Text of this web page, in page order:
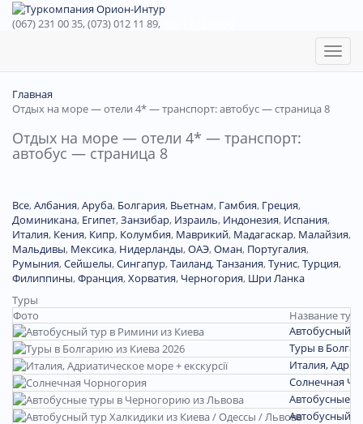
(067) 231 00 35, (073) 012 11 89,
Toggle
Главная
Отдых на море — отели 4* — транспорт: автобус — страница 8
Отдых на море — отели 4* — транспорт:
автобус — страница 8
Все,Албания,Аруба, Болгария, Вьетнам, Гамбия, Греция,
Доминиканa, Египет,Занзибар, Израиль, Индонезия, Испания,
Италия, Кения, Кипр, Колумбия, Маврикий, Мадагаскар, Малайзия,
Мальдивы, Мексика, Нидерланды,ОАЭ,Оман, Португалия,
Румыния,Сейшелы,Сингапур,Таиланд,Танзания,Тунис,Турция,
Филиппины,Франция,Хорватия, Черногория, Шри Ланка
Туры
Фото
Название тура
Автобусный
Туры в
Италия,
Солнечная
Автобусные
Автобусный